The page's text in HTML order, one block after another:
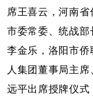
席王喜云，河南
市委常委、统战
李金乐，洛阳市
人集团董事局主
远平出席授牌仪